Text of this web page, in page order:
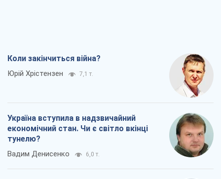
Коли закінчиться війна?
Юрій Хрістензен 7,1 т.
Україна вступила в надзвичайний
економічний стан. Чи є світло вкінці
тунелю?
Вадим Денисенко 6,0 т.